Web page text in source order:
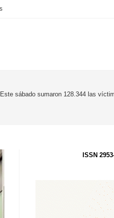
Este sábado sumaron 128.344 las
ISSN 2953-